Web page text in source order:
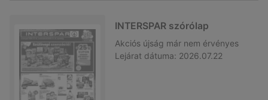
INTERSPAR szórólap
Akciós újság már nem érvényes
Lejárat dátuma: 2026.07.22